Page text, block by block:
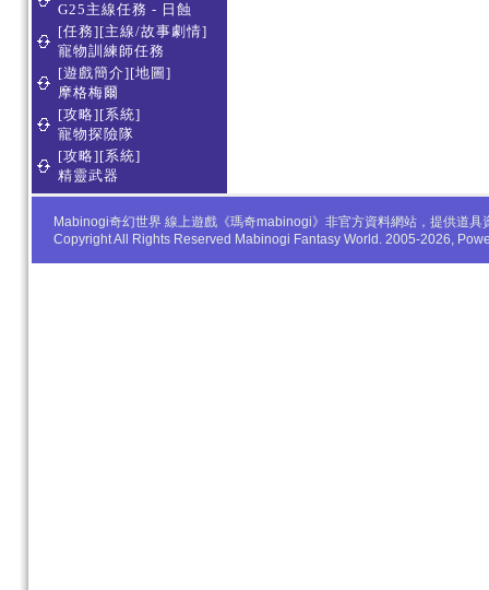
G25主線任務 - 日蝕
[任務][主線/故事劇情]
寵物訓練師任務
[遊戲簡介][地圖]
摩格梅爾
[攻略][系統]
寵物探險隊
[攻略][系統]
精靈武器
Mabinogi奇幻世界 線上遊戲《瑪奇mabinogi》非官方資料網站，提供道
Copyright All Rights Reserved Mabinogi Fantasy World. 2005-2026,